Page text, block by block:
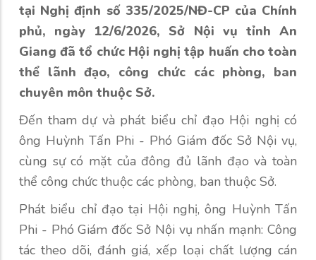
tại Nghị định số 335/2025/NĐ-CP của Chính
phủ, ngày 12/6/2026, Sở Nội vụ tỉnh An
Giang đã tổ chức Hội nghị tập huấn cho toàn
thể lãnh đạo, công chức các phòng, ban
chuyên môn thuộc Sở.
Đến tham dự và phát biểu chỉ đạo Hội nghị có
ông Huỳnh Tấn Phi - Phó Giám đốc Sở Nội vụ,
cùng sự có mặt của đông đủ lãnh đạo và toàn
thể công chức thuộc các phòng, ban thuộc Sở.
Phát biểu chỉ đạo tại Hội nghị, ông Huỳnh Tấn
Phi - Phó Giám đốc Sở Nội vụ nhấn mạnh: Công
tác theo dõi, đánh giá, xếp loại chất lượng cán